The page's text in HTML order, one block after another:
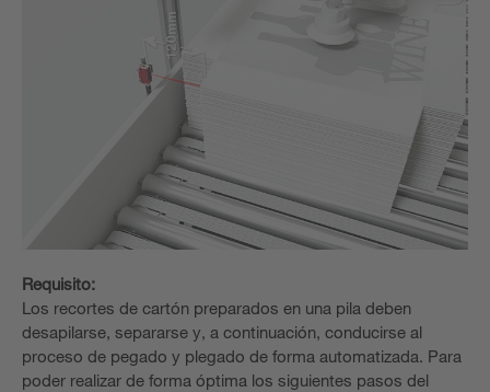
Requisito:
Los recortes de cartón preparados en una pila deben
desapilarse, separarse y, a continuación, conducirse al
proceso de pegado y plegado de forma automatizada. Para
poder realizar de forma óptima los siguientes pasos del